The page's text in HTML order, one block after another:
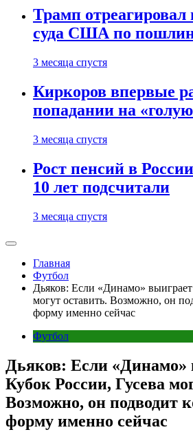
Трамп отреагировал
суда США по
3 месяца спустя
Киркоров впервые
попадании на
3 месяца спустя
Рост пенсий в
10 лет подсчитали
3 месяца спустя
Главная
Футбол
Дьяков: Если «Динамо»
могут оставить. Возможно, он
форму именно сейчас
Футбол
Дьяков: Если «Динамо»
Кубок России, Гусева
Возможно, он подводит
форму именно сейчас